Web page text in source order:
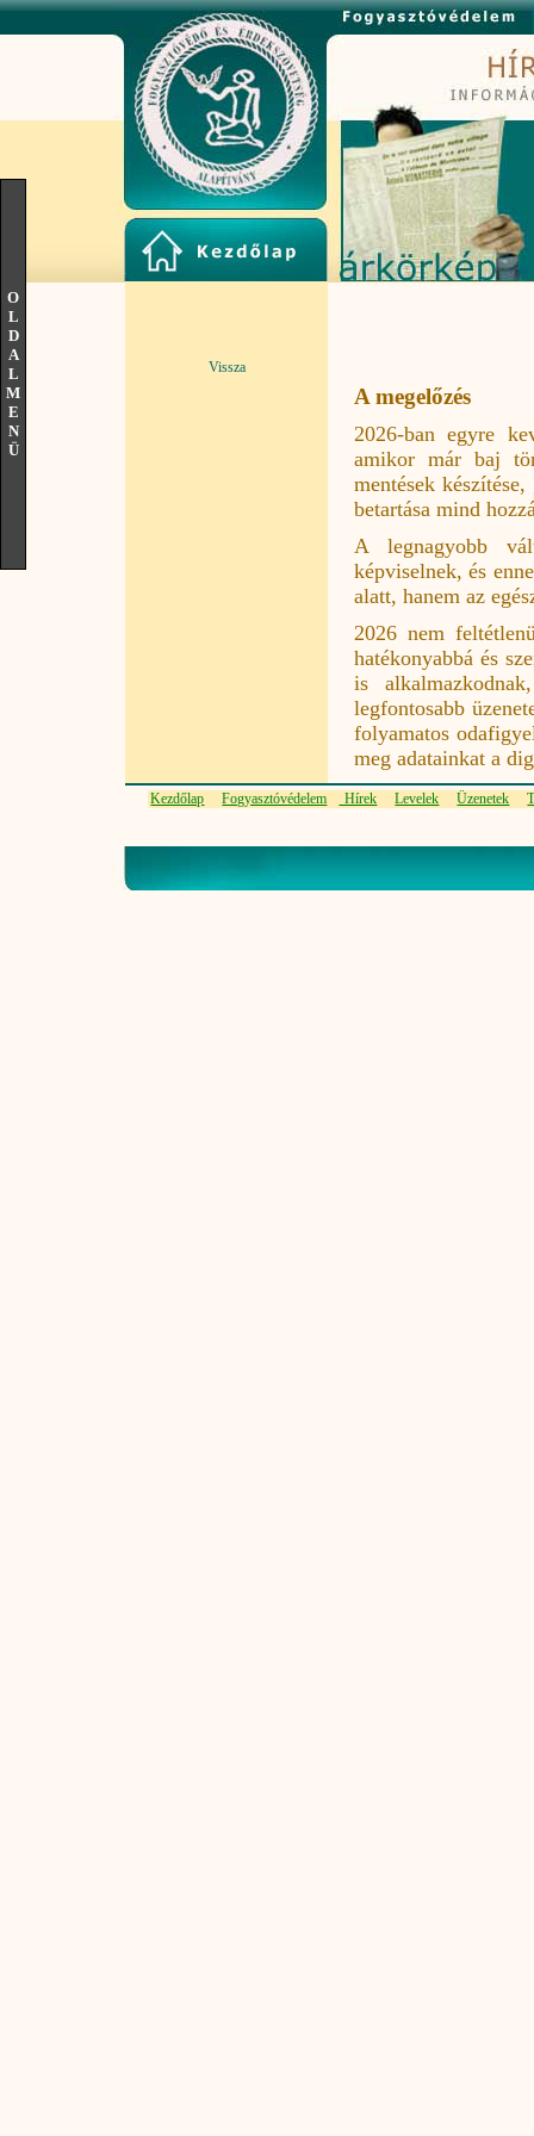
O
L
D
A
L
M
E
N
Ü
Vissza
A megelőzés
2026-ban egyre
amikor már baj
mentések
betartása mind
A legnagyobb
képviselnek, és
alatt, hanem az
2026 nem
hatékonyabbá és
is
legfontosabb
folyamatos
meg adatainkat a
Kezdőlap Fogyasztóvédelem Hírek Levelek Üzenetek